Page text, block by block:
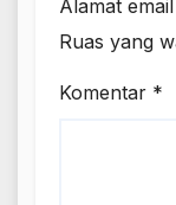
Alamat
Ruas yang
Komentar *